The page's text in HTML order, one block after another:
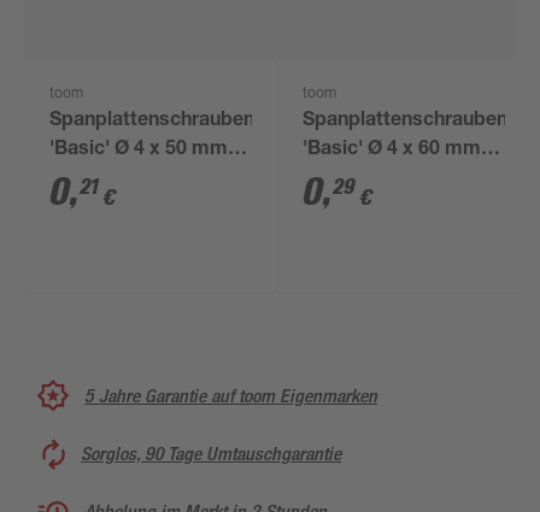
toom
Spanplattenschrauben
'Basic' Ø 4 x 50 mm
PZ
0,21 €
toom
Spanplattenschrauben
'Basic' Ø 4 x 60 mm
PZ
0,29 €
5 Jahre Garantie auf toom Eigenmarken
Sorglos, 90 Tage Umtauschgarantie